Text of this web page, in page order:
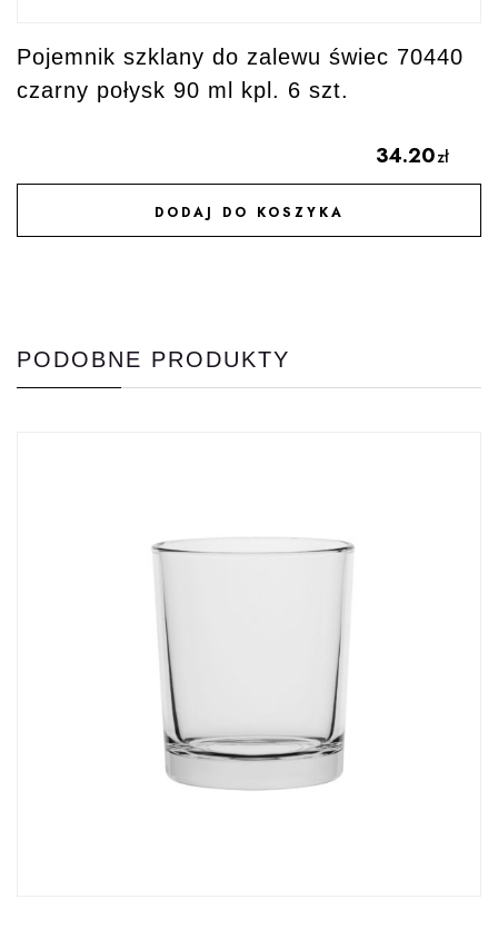
Pojemnik szklany do zalewu świec 70440
czarny połysk 90 ml kpl. 6 szt.
34.20zł
DODAJ DO KOSZYKA
DODAJ DO ULUBIONYCH
PODOBNE PRODUKTY